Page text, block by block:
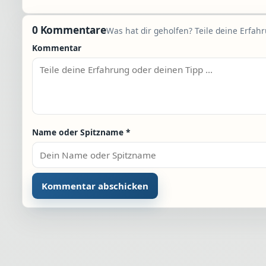
0 KommentareWas hat dir geholfen? Teile deine
Kommentar
Name oder Spitzname *